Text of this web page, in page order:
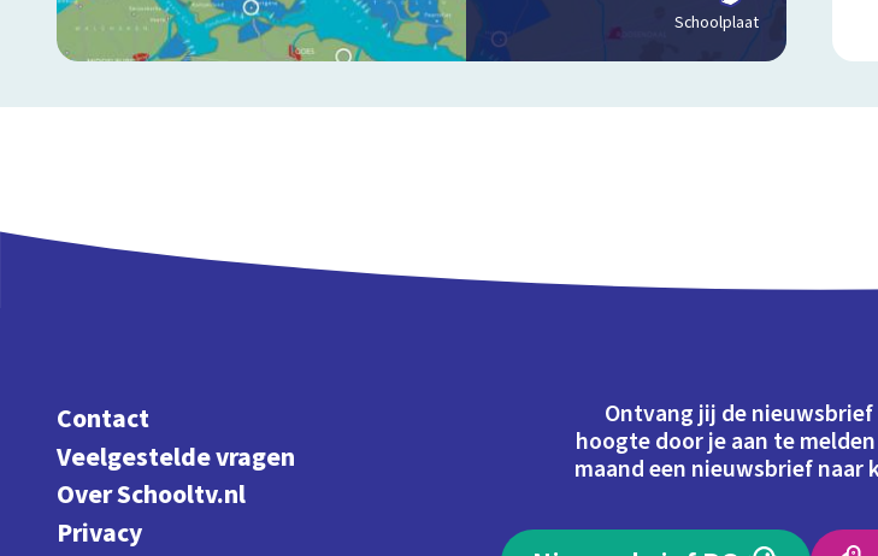
Schoolplaat
Contact
Veelgestelde vragen
Over Schooltv.nl
Privacy
Ontvang jij de
hoogte door je aan te
maand een nieuwsbrief naar